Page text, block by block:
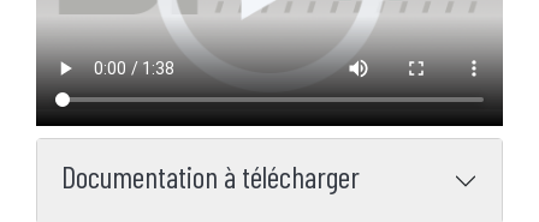
Documentation à télécharger